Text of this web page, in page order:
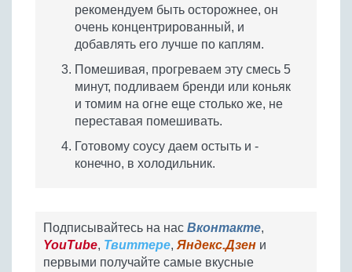
рекомендуем быть осторожнее, он
очень концентрированный, и
добавлять его лучше по каплям.
Помешивая, прогреваем эту смесь 5
минут, подливаем бренди или коньяк
и томим на огне еще столько же, не
переставая помешивать.
Готовому соусу даем остыть и -
конечно, в холодильник.
Подписывайтесь на нас Вконтакте,
YouTube, Твиттере, Яндекс.Дзен и
первыми получайте самые вкусные